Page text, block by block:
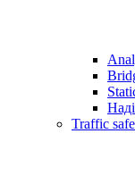
Traffic